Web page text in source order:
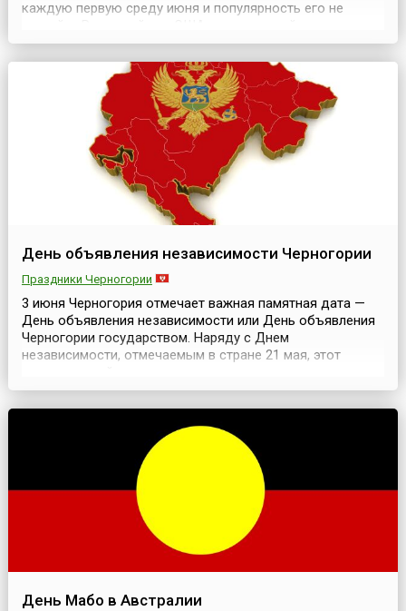
каждую первую среду июня и популярность его не
спортивными легкоатлетическими сообществами
страны праздник был поддержан за рубежом. Это не
просто праздник спортсменов-легкоатлетов. Очень
День объявления независимости Черногории
Праздники Черногории
3 июня Черногория отмечает важная памятная дата —
День объявления независимости или День объявления
Черногории государством. Наряду с Днем
независимости, отмечаемым в стране 21 мая, этот
сопровождается проведением различных
торжественных и развлекательных мероприятий. 3 июня
2006 года Парламент Черногории, бывшей союзной
республики в составе Югославии, о...
День Мабо в Австралии